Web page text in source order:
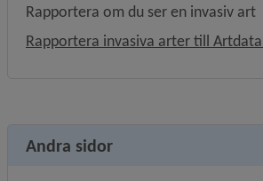
Rapportera om du ser en invasiv art
Rapportera invasiva arter till
Andra sidor